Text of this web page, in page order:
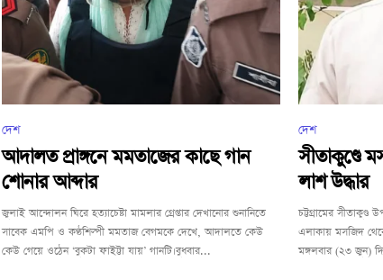
দেশ
আদালত প্রাঙ্গনে মমতাজের কাছে গান
শোনার আব্দার
জুলাই আন্দোলন ঘিরে হত্যাচেষ্টা মামলার গ্রেপ্তার দেখানোর শুনানিতে
সাবেক এমপি ও কণ্ঠশিল্পী মমতাজ বেগমকে দেখে, আদালতে কেউ
কেউ গেয়ে ওঠেন ‘বুকটা ফাইট্টা যায়’ গানটি।বুধবার...
দেশ
সীতাকুণ্ডে
লাশ উদ্ধার
চট্টগ্রামের
এলাকায় মসজিদ
মঙ্গলবার (২৩ জুন)